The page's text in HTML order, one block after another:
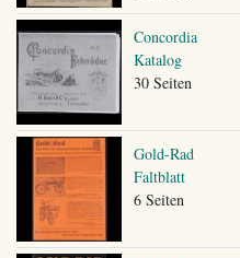
Concordia
Katalog
30 Seiten
Gold-Rad
Faltblatt
6 Seiten